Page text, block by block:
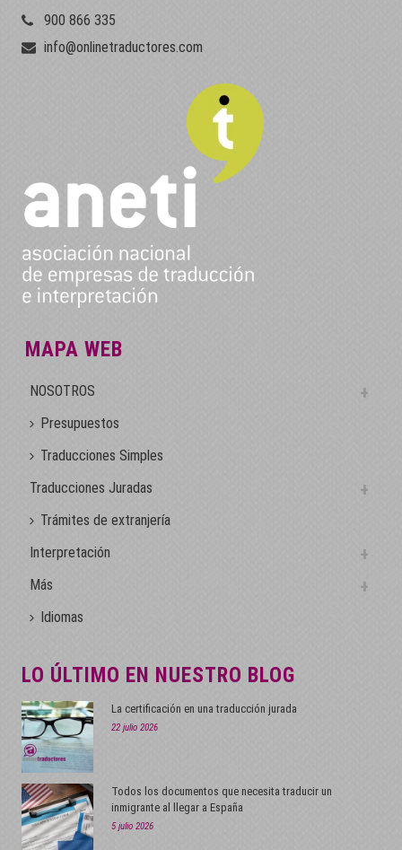
900 866 335
info@onlinetraductores.com
MAPA WEB
NOSOTROS
Presupuestos
Traducciones Simples
Traducciones Juradas
Trámites de extranjería
Interpretación
Más
Idiomas
LO ÚLTIMO EN NUESTRO BLOG
La certificación en una traducción jurada
22 julio 2026
Todos los documentos que necesita traducir un
inmigrante al llegar a España
5 julio 2026